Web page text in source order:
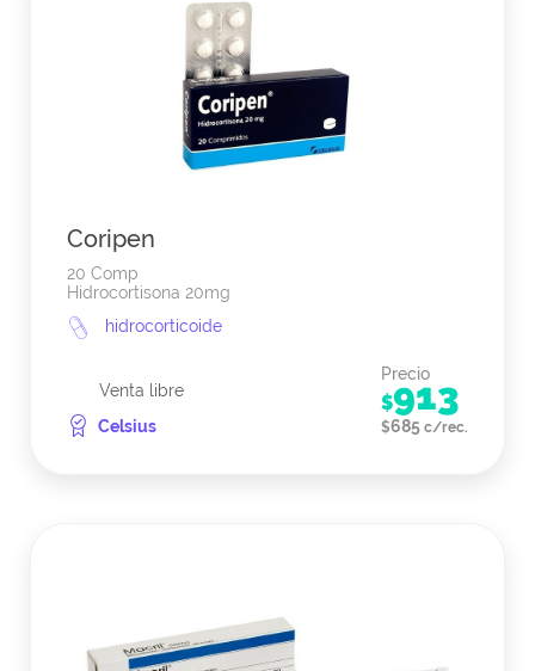
Coripen
20 Comp
Hidrocortisona 20mg
hidrocorticoide
Venta libre
Celsius
Precio
$913
$685 c/rec.